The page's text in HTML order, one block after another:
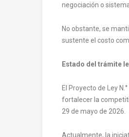
negociación o
No obstante, se
sustente el costo
Estado del trámite
El Proyecto de Ley
fortalecer la
29 de mayo de 2026.
Actualmente, la